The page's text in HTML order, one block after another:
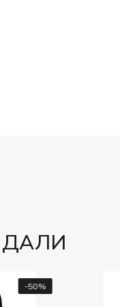
-50%